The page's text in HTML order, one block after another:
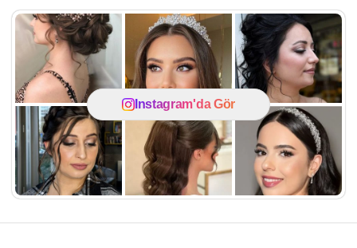
Instagram'da Gör